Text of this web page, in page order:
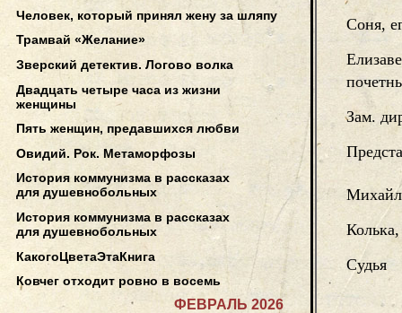
Соня,
Зам.
Судья
Человек, который принял жену за шляпу
Трамвай «Желание»
Зверский детектив. Логово волка
Двадцать четыре часа из жизни
женщины
Пять женщин, предавшихся любви
Овидий. Рок. Метаморфозы
История коммунизма в рассказах
для душевнобольных
История коммунизма в рассказах
для душевнобольных
КакогоЦветаЭтаКнига
Ковчег отходит ровно в восемь
ФЕВРАЛЬ 2026